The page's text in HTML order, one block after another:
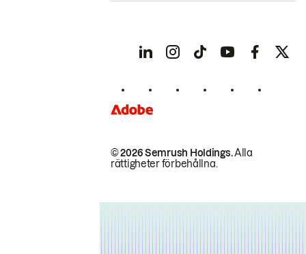
© 2026 Semrush Holdings.Alla
rättigheter förbehållna.